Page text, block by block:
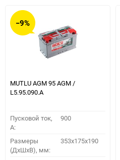
−9%
MUTLU AGM 95 AGM /
L5.95.090.A
Пусковой ток,
A:
900
Размеры
(ДхШхВ), мм:
353x175x190